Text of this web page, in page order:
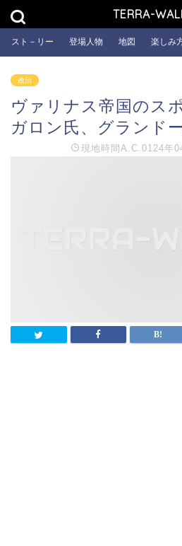
TERRA-
スト－リー 登場人物 地図 楽しみ
政治
ヴァリナス帝国のス
ガロン氏、グランド
現地時間 A.C.0124年